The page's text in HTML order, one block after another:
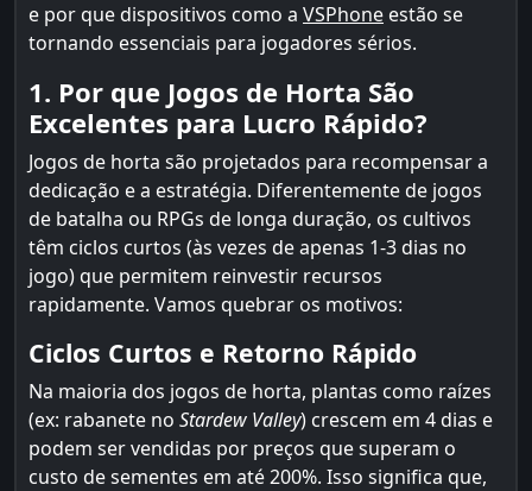
e por que dispositivos como a VSPhone estão se
tornando essenciais para jogadores sérios.
1. Por que Jogos de Horta São
Excelentes para Lucro Rápido?
Jogos de horta são projetados para recompensar a
dedicação e a estratégia. Diferentemente de jogos
de batalha ou RPGs de longa duração, os cultivos
têm ciclos curtos (às vezes de apenas 1-3 dias no
jogo) que permitem reinvestir recursos
rapidamente. Vamos quebrar os motivos:
Ciclos Curtos e Retorno Rápido
Na maioria dos jogos de horta, plantas como raízes
(ex: rabanete no Stardew Valley) crescem em 4 dias e
podem ser vendidas por preços que superam o
custo de sementes em até 200%. Isso significa que,